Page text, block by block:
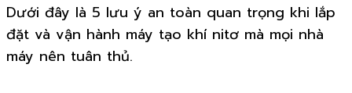
Dưới đây là 5 lưu ý an toàn quan trọng khi lắp
đặt và vận hành máy tạo khí nitơ mà mọi nhà
máy nên tuân thủ.